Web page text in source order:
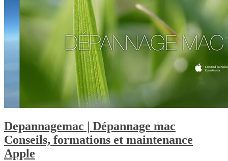
Depan­nage­mac | Dépannage mac
Conseils, formations et maintenance
Apple